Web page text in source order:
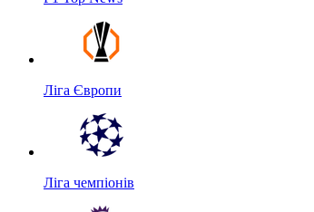
Ліга Європи
Ліга чемпіонів